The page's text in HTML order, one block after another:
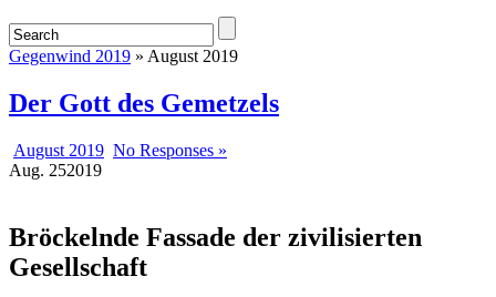
Gegenwind 2019 » August 2019
Der Gott des Gemetzels
August 2019 No Responses »
Aug. 252019
Bröckelnde Fassade der zivilisierten
Gesellschaft